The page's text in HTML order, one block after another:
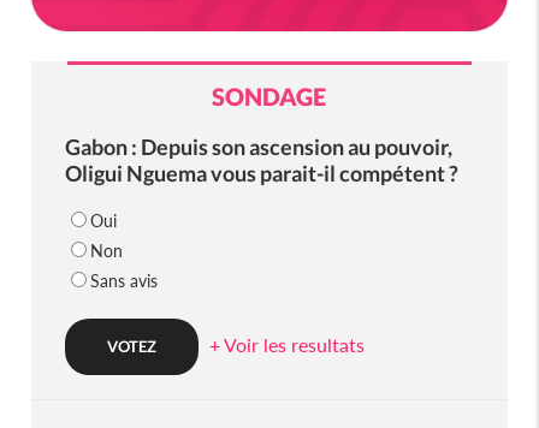
SONDAGE
Gabon : Depuis son ascension au pouvoir,
Oligui Nguema vous parait-il compétent ?
Oui
Non
Sans avis
+ Voir les resultats